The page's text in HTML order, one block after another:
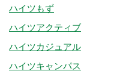
ハイツもず
ハイツアクティブ
ハイツカジュアル
ハイツキャンパス